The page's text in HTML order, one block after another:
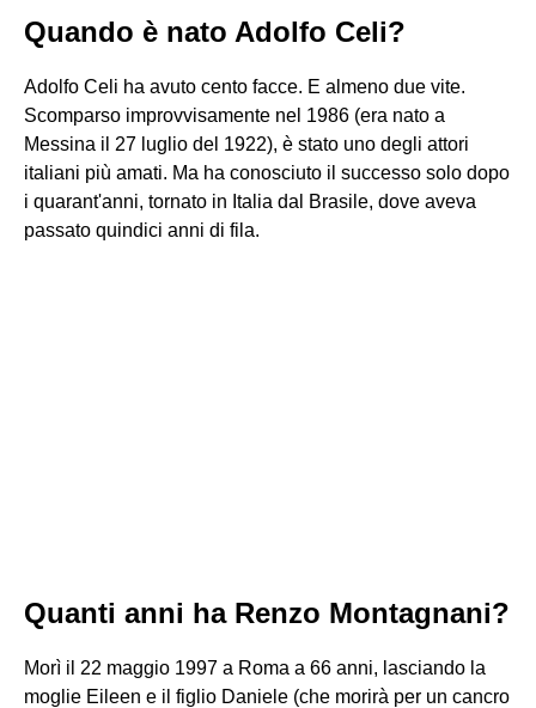
Quando è nato Adolfo Celi?
Adolfo Celi ha avuto cento facce. E almeno due vite.
Scomparso improvvisamente nel 1986 (era nato a
Messina il 27 luglio del 1922), è stato uno degli attori
italiani più amati. Ma ha conosciuto il successo solo dopo
i quarant'anni, tornato in Italia dal Brasile, dove aveva
passato quindici anni di fila.
Quanti anni ha Renzo Montagnani?
Morì il 22 maggio 1997 a Roma a 66 anni, lasciando la
moglie Eileen e il figlio Daniele (che morirà per un cancro